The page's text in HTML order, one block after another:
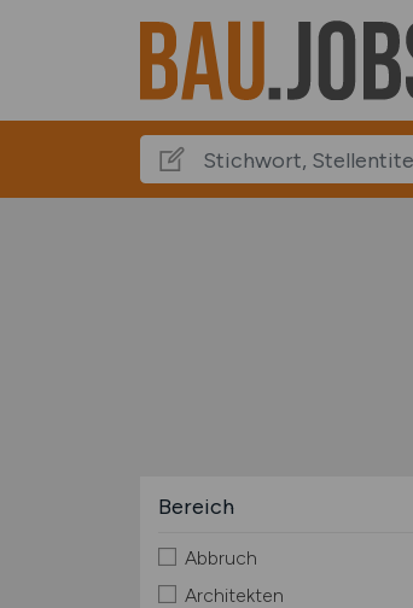
Bereich
Abbruch
Architekten